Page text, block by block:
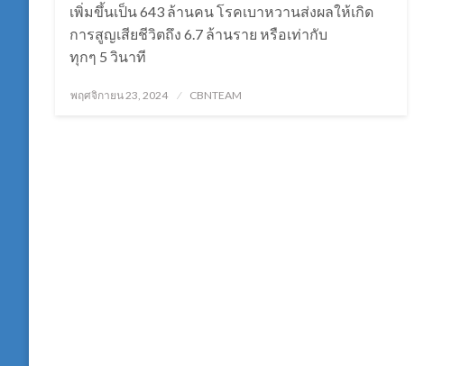
เพิ่มขึ้นเป็น 643 ล้านคน โรคเบาหวานส่งผลให้เกิด
การสูญเสียชีวิตถึง 6.7 ล้านราย หรือเท่ากับ
ทุกๆ 5 วินาที
Posted
พฤศจิกายน 23, 2024 CBNTEAM